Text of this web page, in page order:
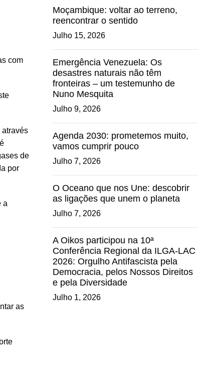
com
através
de
por
a
as
Moçambique: voltar ao terreno,
reencontrar o sentido
Julho 15, 2026
Emergência Venezuela: Os
desastres naturais não têm
fronteiras – um testemunho de
Nuno Mesquita
Julho 9, 2026
Agenda 2030: prometemos muito,
vamos cumprir pouco
Julho 7, 2026
O Oceano que nos Une: descobrir
as ligações que unem o planeta
Julho 7, 2026
A Oikos participou na 10ª
Conferência Regional da ILGA-LAC
2026: Orgulho Antifascista pela
Democracia, pelos Nossos Direitos
e pela Diversidade
Julho 1, 2026